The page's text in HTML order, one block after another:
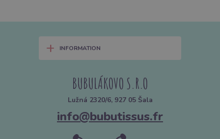
+ INFORMATION
BUBULÁKOVO S.R.O
Lužná 2320/6, 927 05 Šala
info@bubutissus.fr